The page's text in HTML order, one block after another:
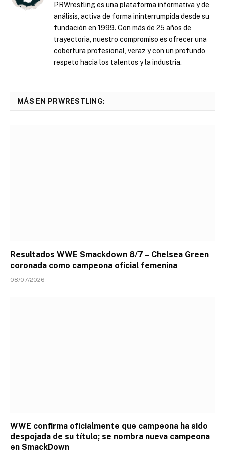
PRWrestling es una plataforma informativa y de
análisis, activa de forma ininterrumpida desde su
fundación en 1999. Con más de 25 años de
trayectoria, nuestro compromiso es ofrecer una
cobertura profesional, veraz y con un profundo
respeto hacia los talentos y la industria.
MÁS EN PRWRESTLING:
Resultados WWE Smackdown 8/7 – Chelsea Green
coronada como campeona oficial femenina
08/07/2026
WWE confirma oficialmente que campeona ha sido
despojada de su título; se nombra nueva campeona
en SmackDown